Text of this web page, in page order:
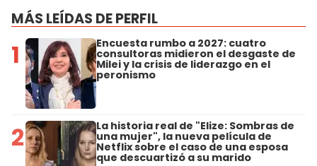
MÁS LEÍDAS DE PERFIL
1 Encuesta rumbo a 2027: cuatro
consultoras midieron el desgaste de
Milei y la crisis de liderazgo en el
peronismo
2 La historia real de "Elize: Sombras de
una mujer", la nueva película de
Netflix sobre el caso de una esposa
que descuartizó a su marido